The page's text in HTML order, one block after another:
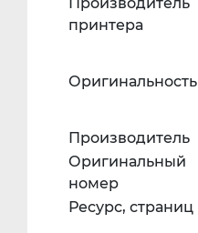
Производитель
принтера
Оригинальность
Производитель
Оригинальный
номер
Ресурс, страниц